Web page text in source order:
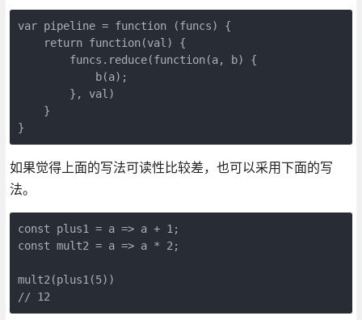
var pipeline = function (funcs) {
    return function(val) {
        funcs.reduce(function(a, b) {
            b(a);
        }, val)
    }
}
如果觉得上面的写法可读性比较差，也可以采用下面的写
法。
const plus1 = a => a + 1;
const mult2 = a => a * 2;
mult2(plus1(5))
// 12